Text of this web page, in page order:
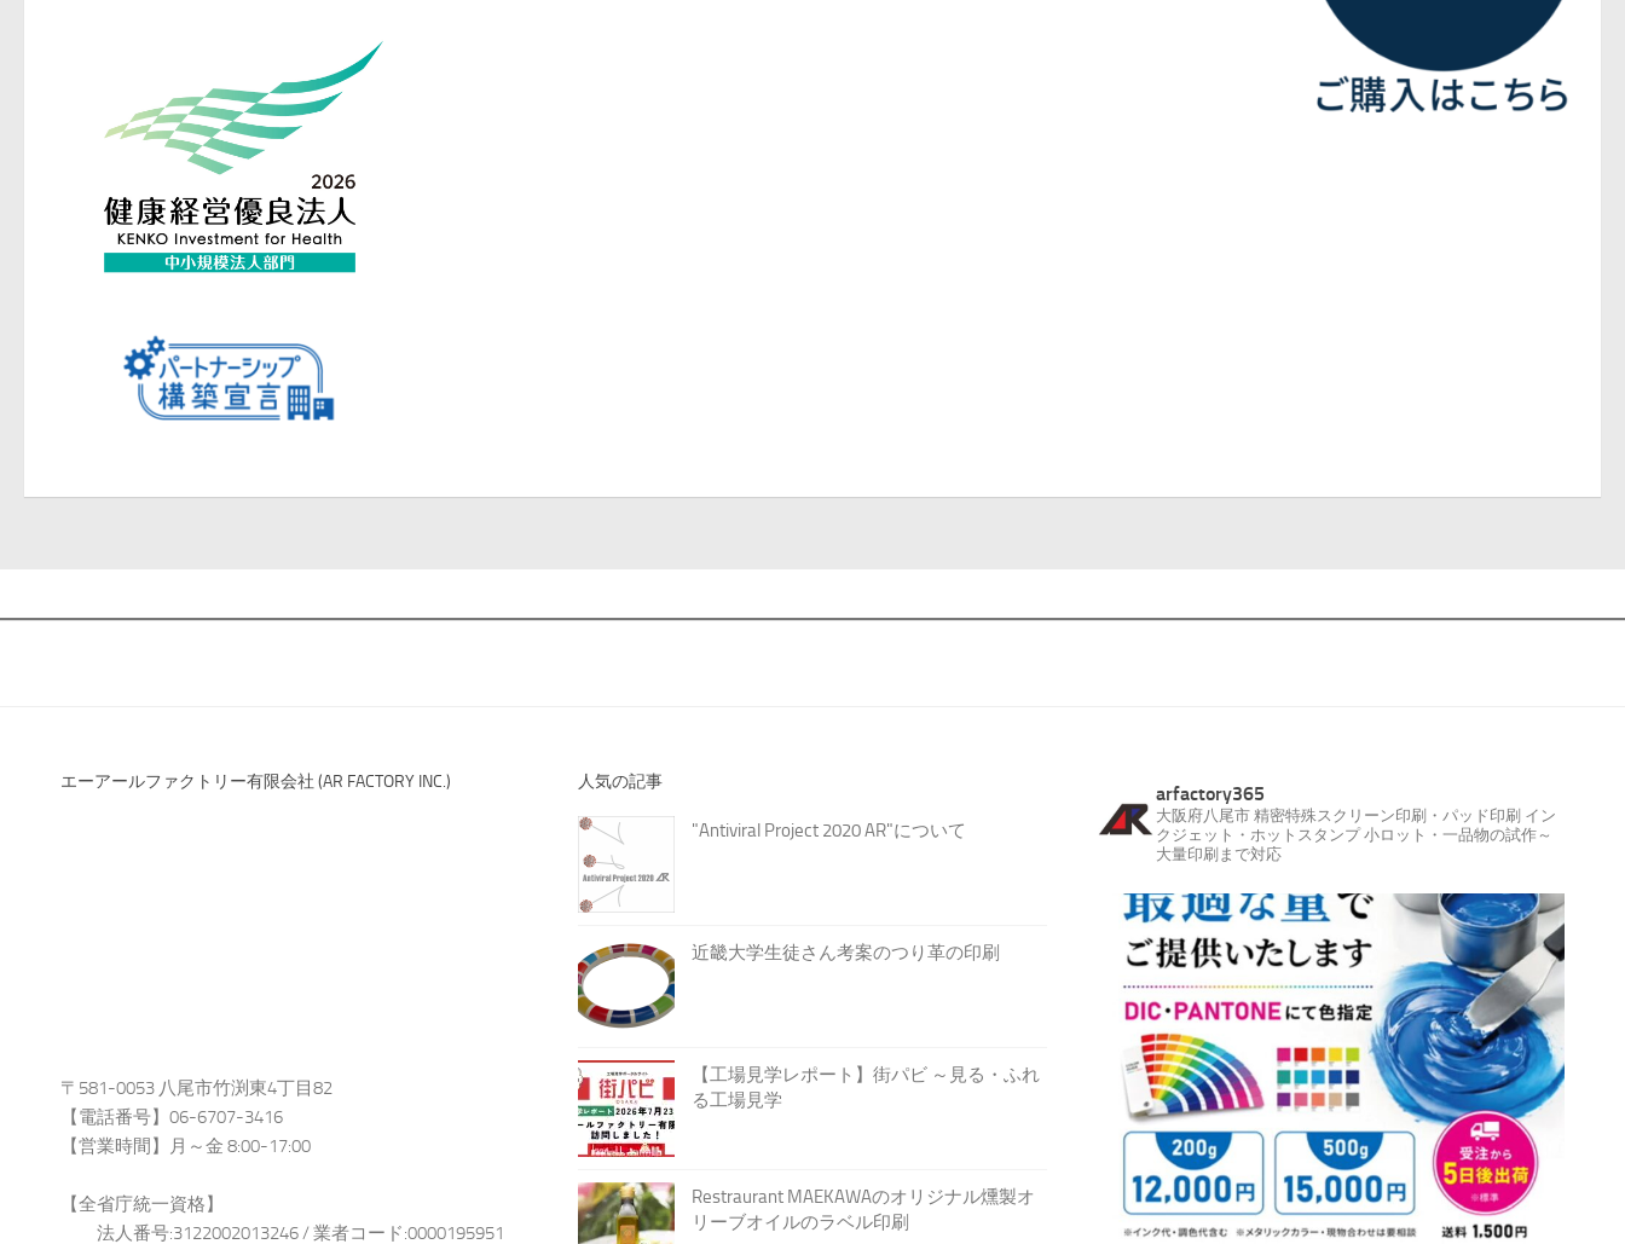
エーアールファクトリー有限会社 (AR FACTORY INC.)
〒581-0053 八尾市竹渕東4丁目82
【電話番号】06-6707-3416
【営業時間】月～金 8:00-17:00
【全省庁統一資格】
法人番号:3122002013246 / 業者コード:0000195951
人気の記事
"Antiviral Project 2020 AR"について
近畿大学生徒さん考案のつり革の印刷
【工場見学レポート】街パビ ～見る・ふれ
る工場見学
Restraurant MAEKAWAのオリジナル燻製オ
リーブオイルのラベル印刷
arfactory365
大阪府八尾市精密特殊スクリーン印刷・パッド印刷 イン
クジェット・ホットスタンプ小ロット・一品物の試作～
大量印刷まで対応